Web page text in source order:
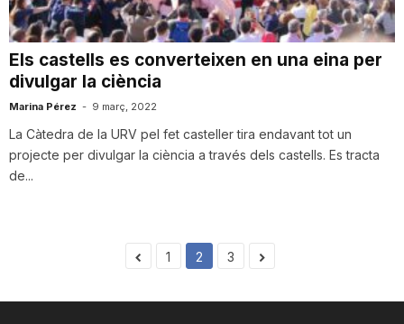
Els castells es converteixen en una eina per
divulgar la ciència
Marina Pérez - 9 març, 2022
La Càtedra de la URV pel fet casteller tira endavant tot un
projecte per divulgar la ciència a través dels castells. Es tracta
de...
1 2 3